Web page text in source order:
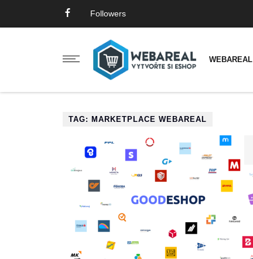
Followers
WEBAREAL
TAG: MARKETPLACE WEBAREAL